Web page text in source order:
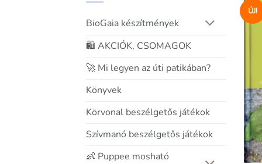
BioGaia készítmények
🛍️ AKCIÓK, CSOMAGOK
🚀 Mi legyen az úti patikában?
Könyvek
Körvonal beszélgetős játékok
Szívmanó beszélgetős játékok
👶 Puppee mosható
ÚJ!